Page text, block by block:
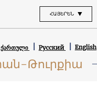
ՀԱՅԵՐԵՆ
ქართული Русский English
Թուրքիա